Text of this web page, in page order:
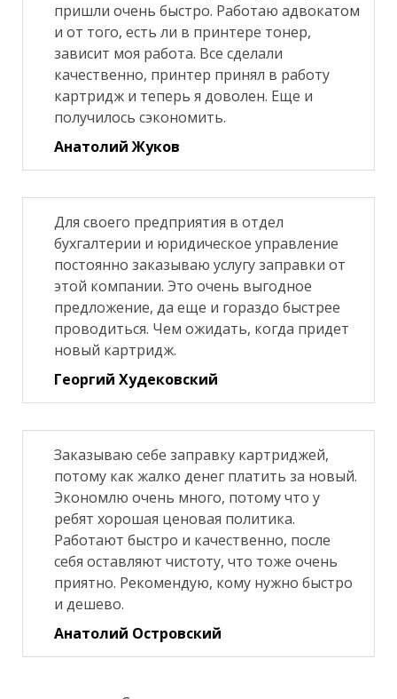
пришли очень быстро. Работаю адвокатом
и от того, есть ли в принтере тонер,
зависит моя работа. Все сделали
качественно, принтер принял в работу
картридж и теперь я доволен. Еще и
получилось сэкономить.
Анатолий Жуков
Для своего предприятия в отдел
бухгалтерии и юридическое управление
постоянно заказываю услугу заправки от
этой компании. Это очень выгодное
предложение, да еще и гораздо быстрее
проводиться. Чем ожидать, когда придет
новый картридж.
Георгий Худековский
Заказываю себе заправку картриджей,
потому как жалко денег платить за новый.
Экономлю очень много, потому что у
ребят хорошая ценовая политика.
Работают быстро и качественно, после
себя оставляют чистоту, что тоже очень
приятно. Рекомендую, кому нужно быстро
и дешево.
Анатолий Островский